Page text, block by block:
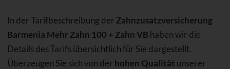
In der Tarifbeschreibung der Zahnzusatzversicherung
Barmenia Mehr Zahn 100 + Zahn VB haben wir die
Details des Tarifs übersichtlich für Sie dargestellt.
Überzeugen Sie sich von der hohen Qualität unserer